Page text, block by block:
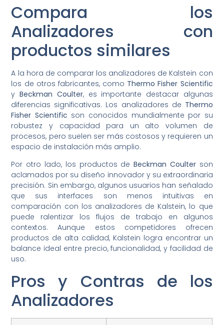
Compara los
Analizadores con
productos similares
A la hora de comparar los analizadores de Kalstein con
los de otros fabricantes, como Thermo Fisher Scientific
yBeckman Coulter, es importante destacar algunas
diferencias significativas. Los analizadores de Thermo
Fisher Scientific son conocidos mundialmente por su
robustez y capacidad para un alto volumen de
procesos, pero suelen ser más costosos y requieren un
espacio de instalación más amplio.
Por otro lado, los productos deBeckman Coulterson
aclamados por su diseño innovador y su extraordinaria
precisión. Sin embargo, algunos usuarios han señalado
que sus interfaces son menos intuitivas en
comparación con los analizadores de Kalstein, lo que
puede ralentizar los flujos de trabajo en algunos
contextos. Aunque estos competidores ofrecen
productos de alta calidad, Kalstein logra encontrar un
balance ideal entre precio, funcionalidad, y facilidad de
uso.
Pros y Contras de los
Analizadores